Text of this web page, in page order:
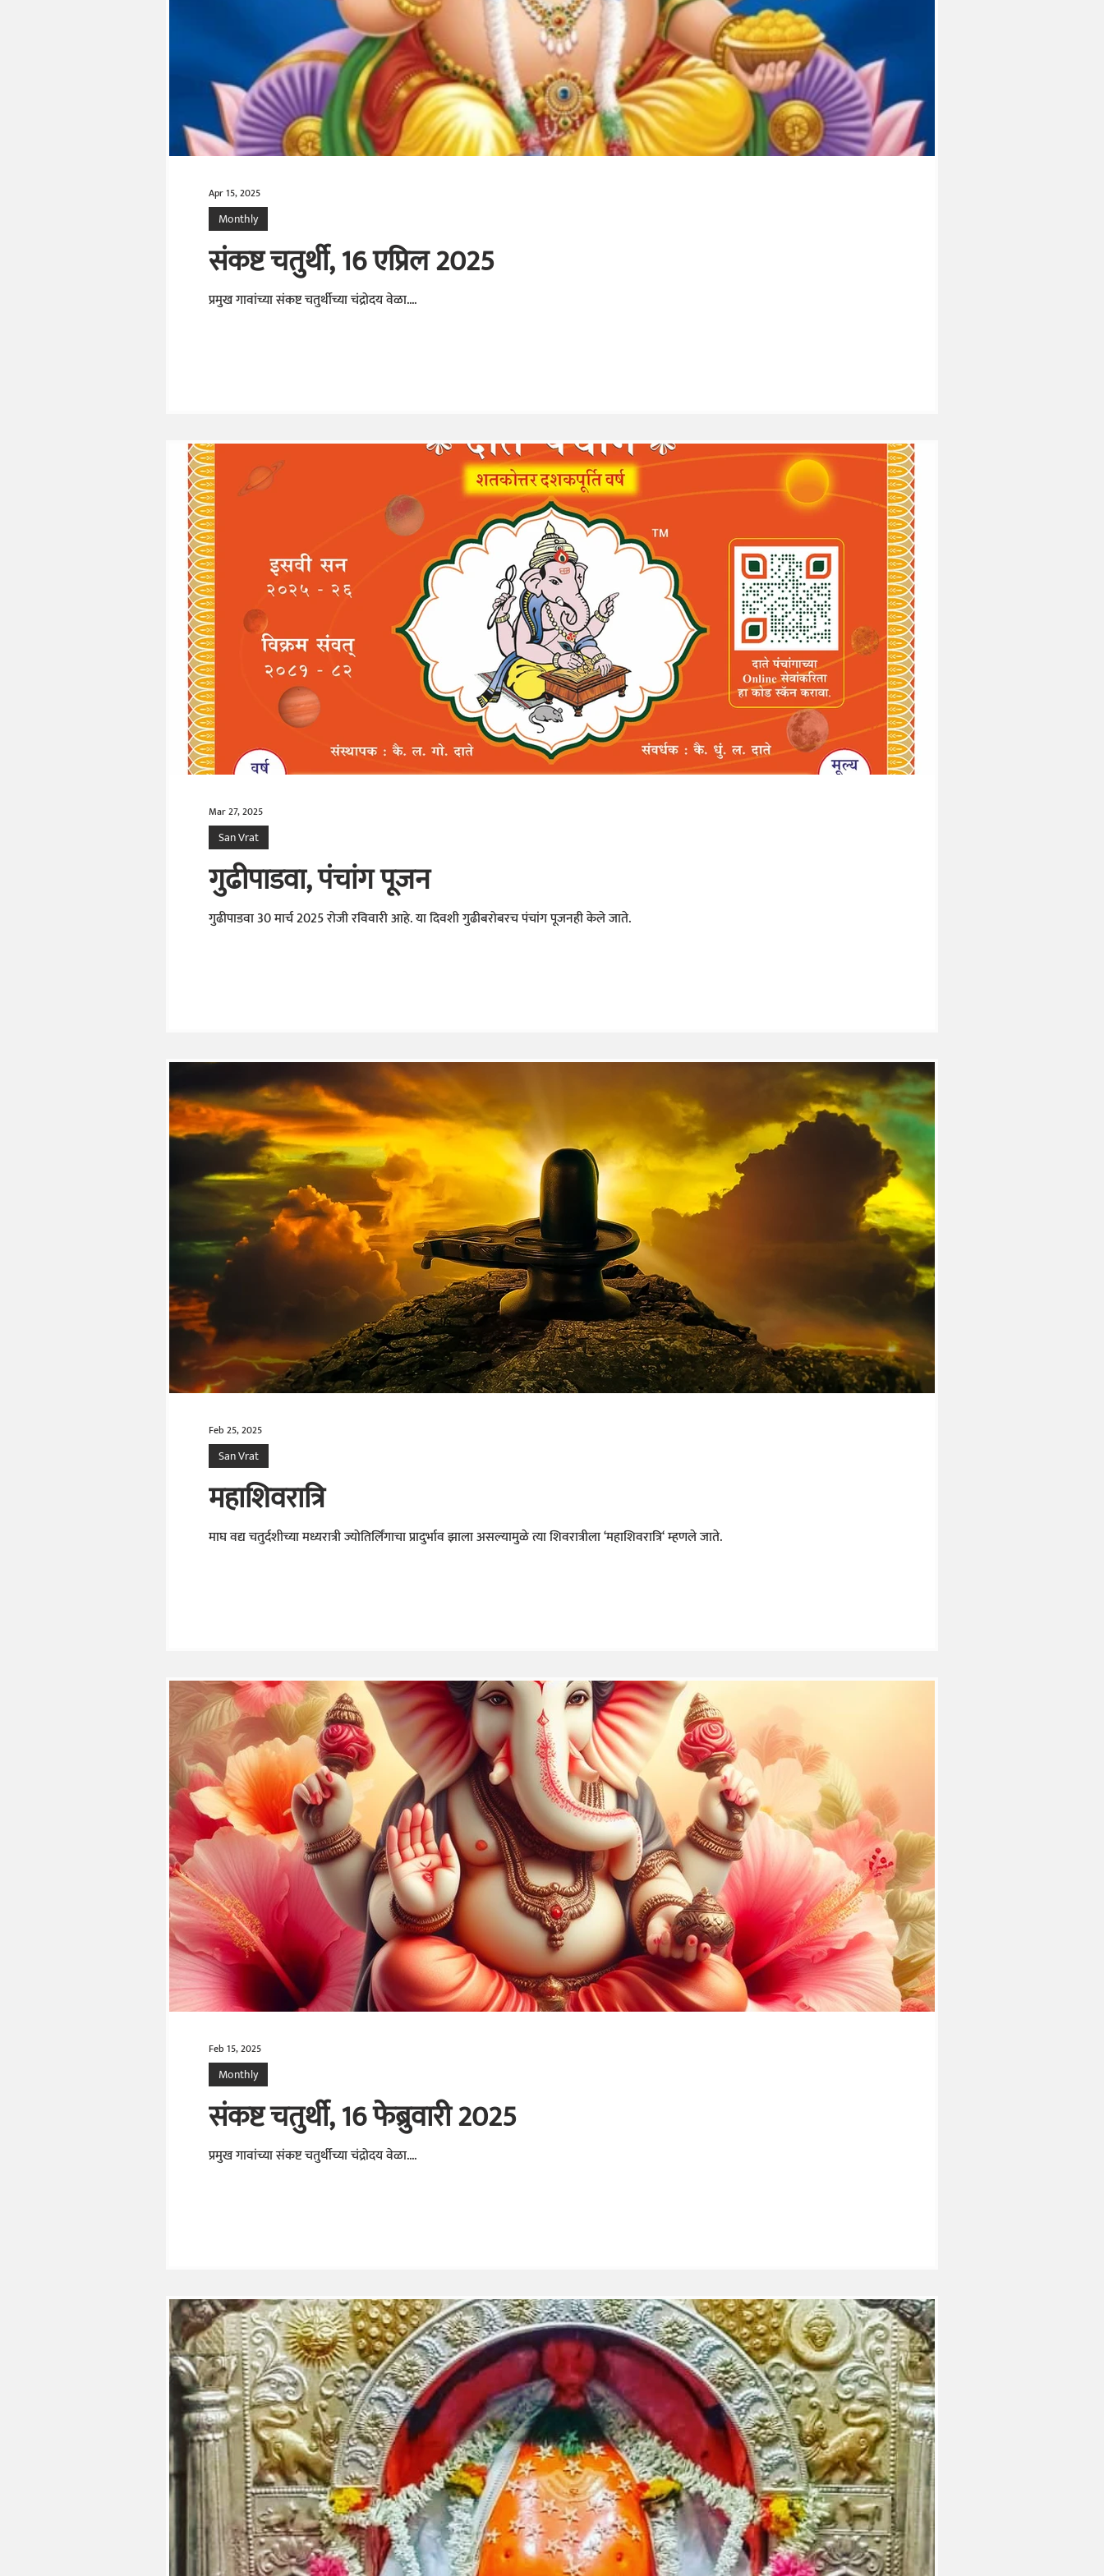
संकष्ट चतुर्थी, 16 एप्रिल 2025
प्रमुख गावांच्या संकष्ट चतुर्थीच्या चंद्रोदय वेळा....
Monthly
Apr 15, 2025
गुढीपाडवा, पंचांग पूजन
गुढीपाडवा 30 मार्च 2025 रोजी रविवारी आहे. या दिवशी गुढीबरोबरच पंचांग पूजनही केले जाते.
San Vrat
Mar 27, 2025
महाशिवरात्रि
माघ वद्य चतुर्दशीच्या मध्यरात्री ज्योतिर्लिंगाचा प्रादुर्भाव झाला असल्यामुळे त्या शिवरात्रीला ‘महाशिवरात्रि‘ म्हणले जाते.
San Vrat
Feb 25, 2025
संकष्ट चतुर्थी, 16 फेब्रुवारी 2025
प्रमुख गावांच्या संकष्ट चतुर्थीच्या चंद्रोदय वेळा....
Monthly
Feb 15, 2025